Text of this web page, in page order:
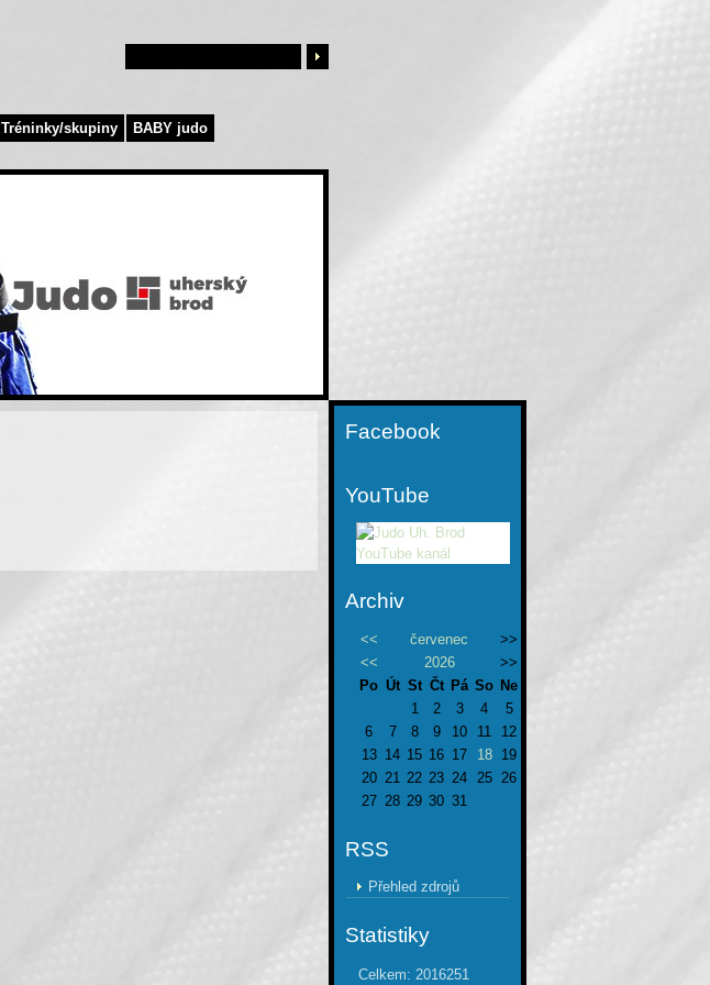
Tréninky/skupiny
BABY judo
Facebook
YouTube
Archiv
<< červenec
>>
<<
2026
>>
Po Út St Čt Pá So Ne
1
2 3 4
5
6
7 8 9 10 11
12
13 14 15 16 17 18
19
20 21 22 23 24 25 26
27 28 29 30 31
RSS
Přehled zdrojů
Statistiky
Celkem: 2016251